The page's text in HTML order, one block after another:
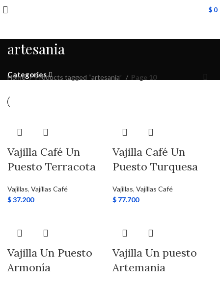
$ 0
artesania
Categories
Home Products tagged “artesania” Page 10
Vajilla Café Un
Puesto Terracota
Vajillas, Vajillas Café
$37.200
Vajilla Café Un
Puesto Turquesa
Vajillas, Vajillas Café
$ 77.700
Vajilla Un Puesto
Armonía
Vajilla Un puesto
Artemania